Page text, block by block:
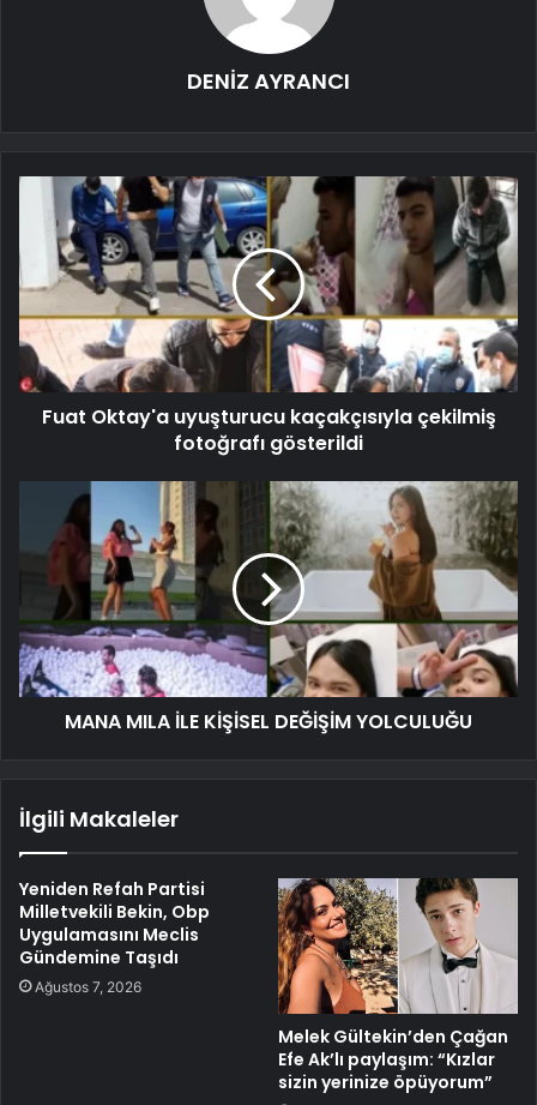
DENİZ AYRANCI
Fuat Oktay'a uyuşturucu kaçakçısıyla çekilmiş
fotoğrafı gösterildi
MANA MILA İLE KİŞİSEL DEĞİŞİM YOLCULUĞU
İlgili Makaleler
Yeniden Refah Partisi
Milletvekili Bekin, Obp
Uygulamasını Meclis
Gündemine Taşıdı
Ağustos 7, 2026
Melek Gültekin’den Çağan
Efe Ak’lı paylaşım: “Kızlar
sizin yerinize öpüyorum”